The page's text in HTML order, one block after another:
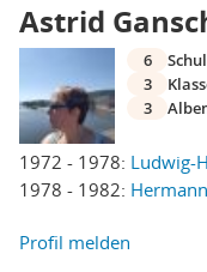
Astrid
1972 - 1978: Ludwig-
1978 - 1982:
6
3
3
Profil melden